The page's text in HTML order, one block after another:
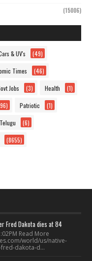
(15006)
& UV's (49)
Times (46)
Jobs (3) Health (1)
Patriotic (1)
Telugu (6)
(8655)
Fred Dakota dies at 84
Read More
world/us/native-
dakota-d...